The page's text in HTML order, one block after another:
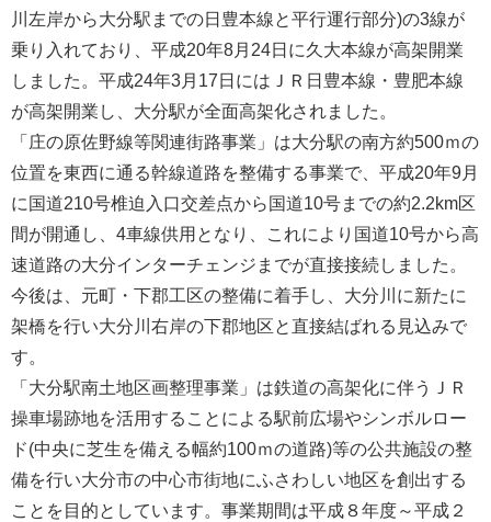
川左岸から大分駅までの日豊本線と平行運行部分)の3線が
乗り入れており、平成20年8月24日に久大本線が高架開業
しました。平成24年3月17日にはＪＲ日豊本線・豊肥本線
が高架開業し、大分駅が全面高架化されました。
「庄の原佐野線等関連街路事業」は大分駅の南方約500ｍの
位置を東西に通る幹線道路を整備する事業で、平成20年9月
に国道210号椎迫入口交差点から国道10号までの約2.2km区
間が開通し、4車線供用となり、これにより国道10号から高
速道路の大分インターチェンジまでが直接接続しました。
今後は、元町・下郡工区の整備に着手し、大分川に新たに
架橋を行い大分川右岸の下郡地区と直接結ばれる見込みで
す。
「大分駅南土地区画整理事業」は鉄道の高架化に伴うＪＲ
操車場跡地を活用することによる駅前広場やシンボルロー
ド(中央に芝生を備える幅約100ｍの道路)等の公共施設の整
備を行い大分市の中心市街地にふさわしい地区を創出する
ことを目的としています。事業期間は平成８年度～平成２